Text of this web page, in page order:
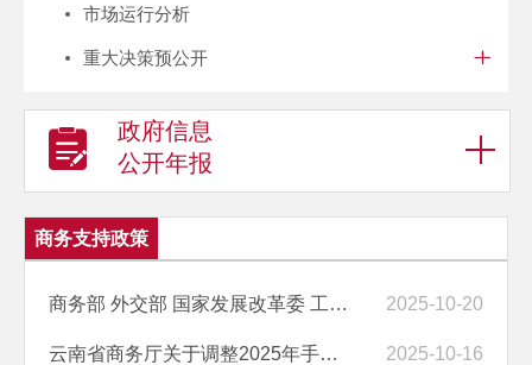
市场运行分析
重大决策预公开
政府信息
公开年报
商务支持政策
商务部 外交部 国家发展改革委 工业和信息化部 国务院国资委关于进一步... 2025-10-20
云南省商务厅关于调整2025年手机等数码产品购新补贴活动发券及核销规则... 2025-10-16